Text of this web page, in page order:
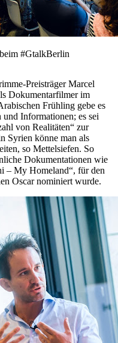
#GtalkBerlin
Preisträger Marcel
Dokumentarfilmer im
Frühling gebe es
Informationen; es sei
von Realitäten“ zur
Syrien könne man als
so Mettelsiefen. So
Dokumentationen wie
– My Homeland“, für den
Oscar nominiert wurde.